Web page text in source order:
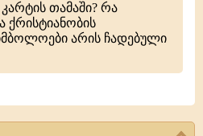
თამაში? რა
ქრისტიანობის
არის ჩადებული